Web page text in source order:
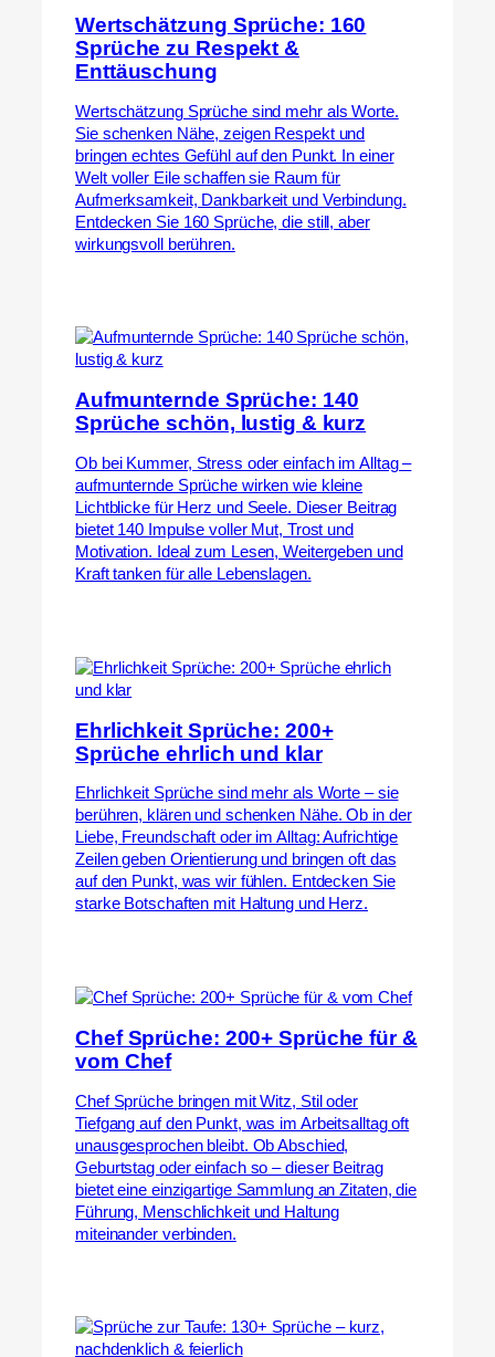
Wertschätzung Sprüche: 160
Sprüche zu Respekt &
Enttäuschung
Wertschätzung Sprüche sind mehr als Worte.
Sie schenken Nähe, zeigen Respekt und
bringen echtes Gefühl auf den Punkt. In einer
Welt voller Eile schaffen sie Raum für
Aufmerksamkeit, Dankbarkeit und Verbindung.
Entdecken Sie 160 Sprüche, die still, aber
wirkungsvoll berühren.
Aufmunternde Sprüche: 140
Sprüche schön, lustig & kurz
Ob bei Kummer, Stress oder einfach im Alltag –
aufmunternde Sprüche wirken wie kleine
Lichtblicke für Herz und Seele. Dieser Beitrag
bietet 140 Impulse voller Mut, Trost und
Motivation. Ideal zum Lesen, Weitergeben und
Kraft tanken für alle Lebenslagen.
Ehrlichkeit Sprüche: 200+
Sprüche ehrlich und klar
Ehrlichkeit Sprüche sind mehr als Worte – sie
berühren, klären und schenken Nähe. Ob in der
Liebe, Freundschaft oder im Alltag: Aufrichtige
Zeilen geben Orientierung und bringen oft das
auf den Punkt, was wir fühlen. Entdecken Sie
starke Botschaften mit Haltung und Herz.
Chef Sprüche: 200+ Sprüche für &
vom Chef
Chef Sprüche bringen mit Witz, Stil oder
Tiefgang auf den Punkt, was im Arbeitsalltag oft
unausgesprochen bleibt. Ob Abschied,
Geburtstag oder einfach so – dieser Beitrag
bietet eine einzigartige Sammlung an Zitaten, die
Führung, Menschlichkeit und Haltung
miteinander verbinden.